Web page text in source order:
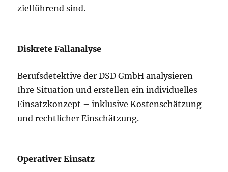
zielführend sind.
Diskrete Fallanalyse
Berufsdetektive der DSD GmbH analysieren
Ihre Situation und erstellen ein individuelles
Einsatzkonzept – inklusive Kostenschätzung
und rechtlicher Einschätzung.
Operativer Einsatz